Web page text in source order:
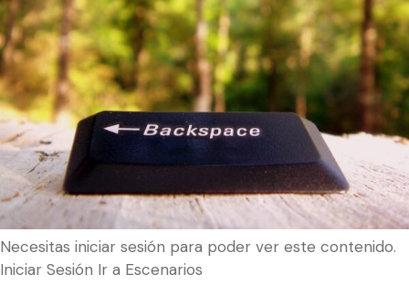
Necesitas iniciar sesión para poder ver este contenido.
Iniciar Sesión Ir a Escenarios